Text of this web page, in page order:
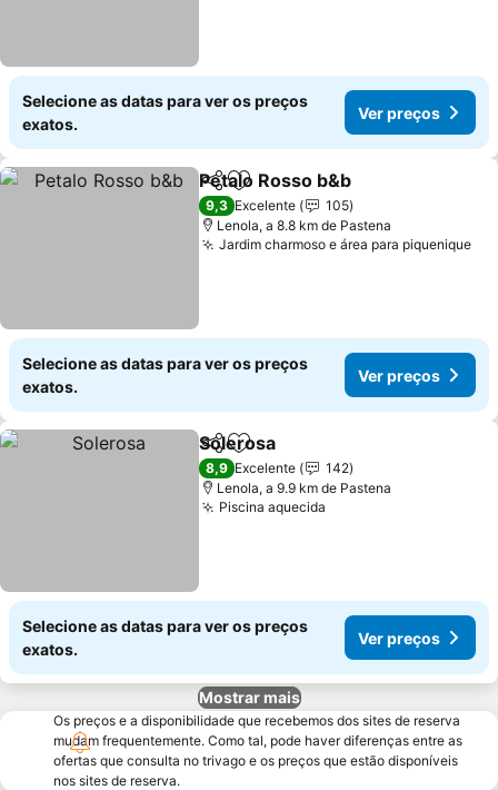
Selecione as datas para ver os preços
exatos.
Ver preços
PartilharAdicionar aos favoritos
Petalo Rosso b&b
9,3 Excelente
105
Lenola, a 8.8 km de Pastena
Jardim charmoso e área para piquenique
Selecione as datas para ver os preços
exatos.
Ver preços
PartilharAdicionar aos favoritos
Solerosa
8,9 Excelente
142
Lenola, a 9.9 km de Pastena
Piscina aquecida
Selecione as datas para ver os preços
exatos.
Ver preços
Mostrar mais
Os preços e a disponibilidade que recebemos dos sites de reserva
mudam frequentemente. Como tal, pode haver diferenças entre as
ofertas que consulta no trivago e os preços que estão disponíveis
nos sites de reserva.